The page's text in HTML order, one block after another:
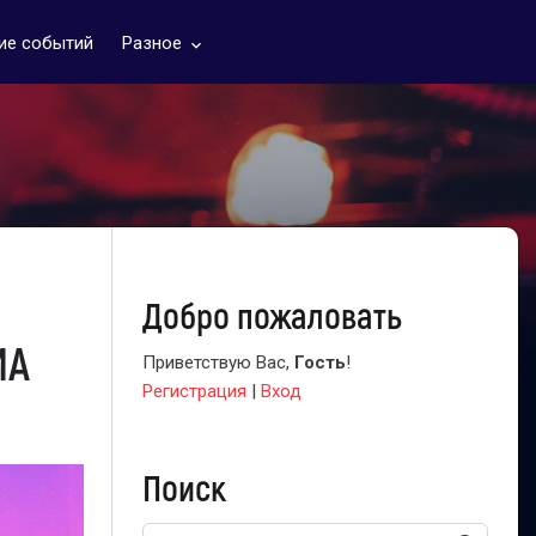
событий Разное keyboard_arrow_down
Добро пожаловать
Приветствую Вас, Гость!
Регистрация | Вход
Поиск